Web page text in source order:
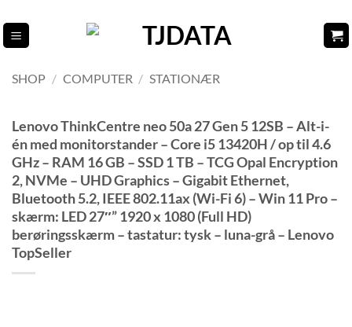
til
indhold
SHOP / COMPUTER / STATIONÆR
Lenovo ThinkCentre neo 50a 27 Gen 5 12SB – Alt-i-
én med monitorstander – Core i5 13420H / op til 4.6
GHz – RAM 16 GB – SSD 1 TB – TCG Opal Encryption
2, NVMe – UHD Graphics – Gigabit Ethernet,
Bluetooth 5.2, IEEE 802.11ax (Wi-Fi 6) – Win 11 Pro –
skærm: LED 27″” 1920 x 1080 (Full HD)
berøringsskærm – tastatur: tysk – luna-grå – Lenovo
TopSeller